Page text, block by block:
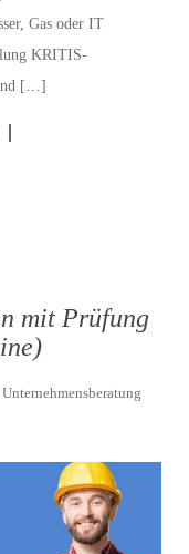
Gas oder IT
KRITIS-
[…]
mit Prüfung